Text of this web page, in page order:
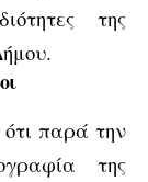
της
ότι παρά την
της